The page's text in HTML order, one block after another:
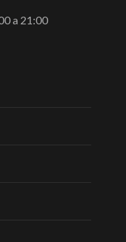
a 21:00